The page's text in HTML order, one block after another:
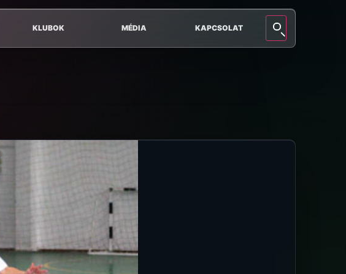
KLUBOK MÉDIA KAPCSOLAT